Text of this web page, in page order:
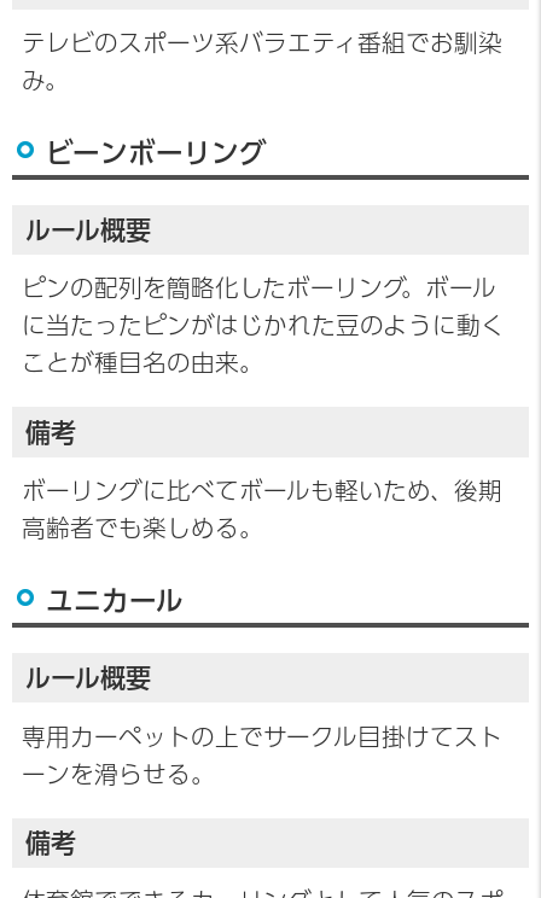
テレビのスポーツ系バラエティ番組でお馴染
み。
ビーンボーリング
ルール概要
ピンの配列を簡略化したボーリング。ボール
に当たったピンがはじかれた豆のように動く
ことが種目名の由来。
備考
ボーリングに比べてボールも軽いため、後期
高齢者でも楽しめる。
ユニカール
ルール概要
専用カーペットの上でサークル目掛けてスト
ーンを滑らせる。
備考